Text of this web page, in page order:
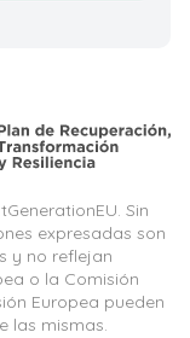
Sin
expresadas son
y no reflejan
o la Comisión
Europea pueden
las mismas.